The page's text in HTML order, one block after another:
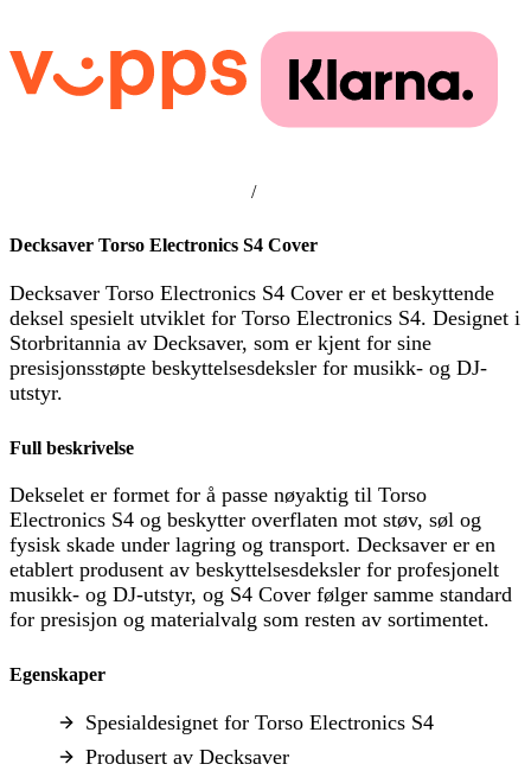
/
Decksaver Torso Electronics S4 Cover
Decksaver Torso Electronics S4 Cover er et beskyttende
deksel spesielt utviklet for Torso Electronics S4. Designet i
Storbritannia av Decksaver, som er kjent for sine
presisjonsstøpte beskyttelsesdeksler for musikk- og DJ-
utstyr.
Full beskrivelse
Dekselet er formet for å passe nøyaktig til Torso
Electronics S4 og beskytter overflaten mot støv, søl og
fysisk skade under lagring og transport. Decksaver er en
etablert produsent av beskyttelsesdeksler for profesjonelt
musikk- og DJ-utstyr, og S4 Cover følger samme standard
for presisjon og materialvalg som resten av sortimentet.
Egenskaper
Spesialdesignet for Torso Electronics S4
Produsert av Decksaver